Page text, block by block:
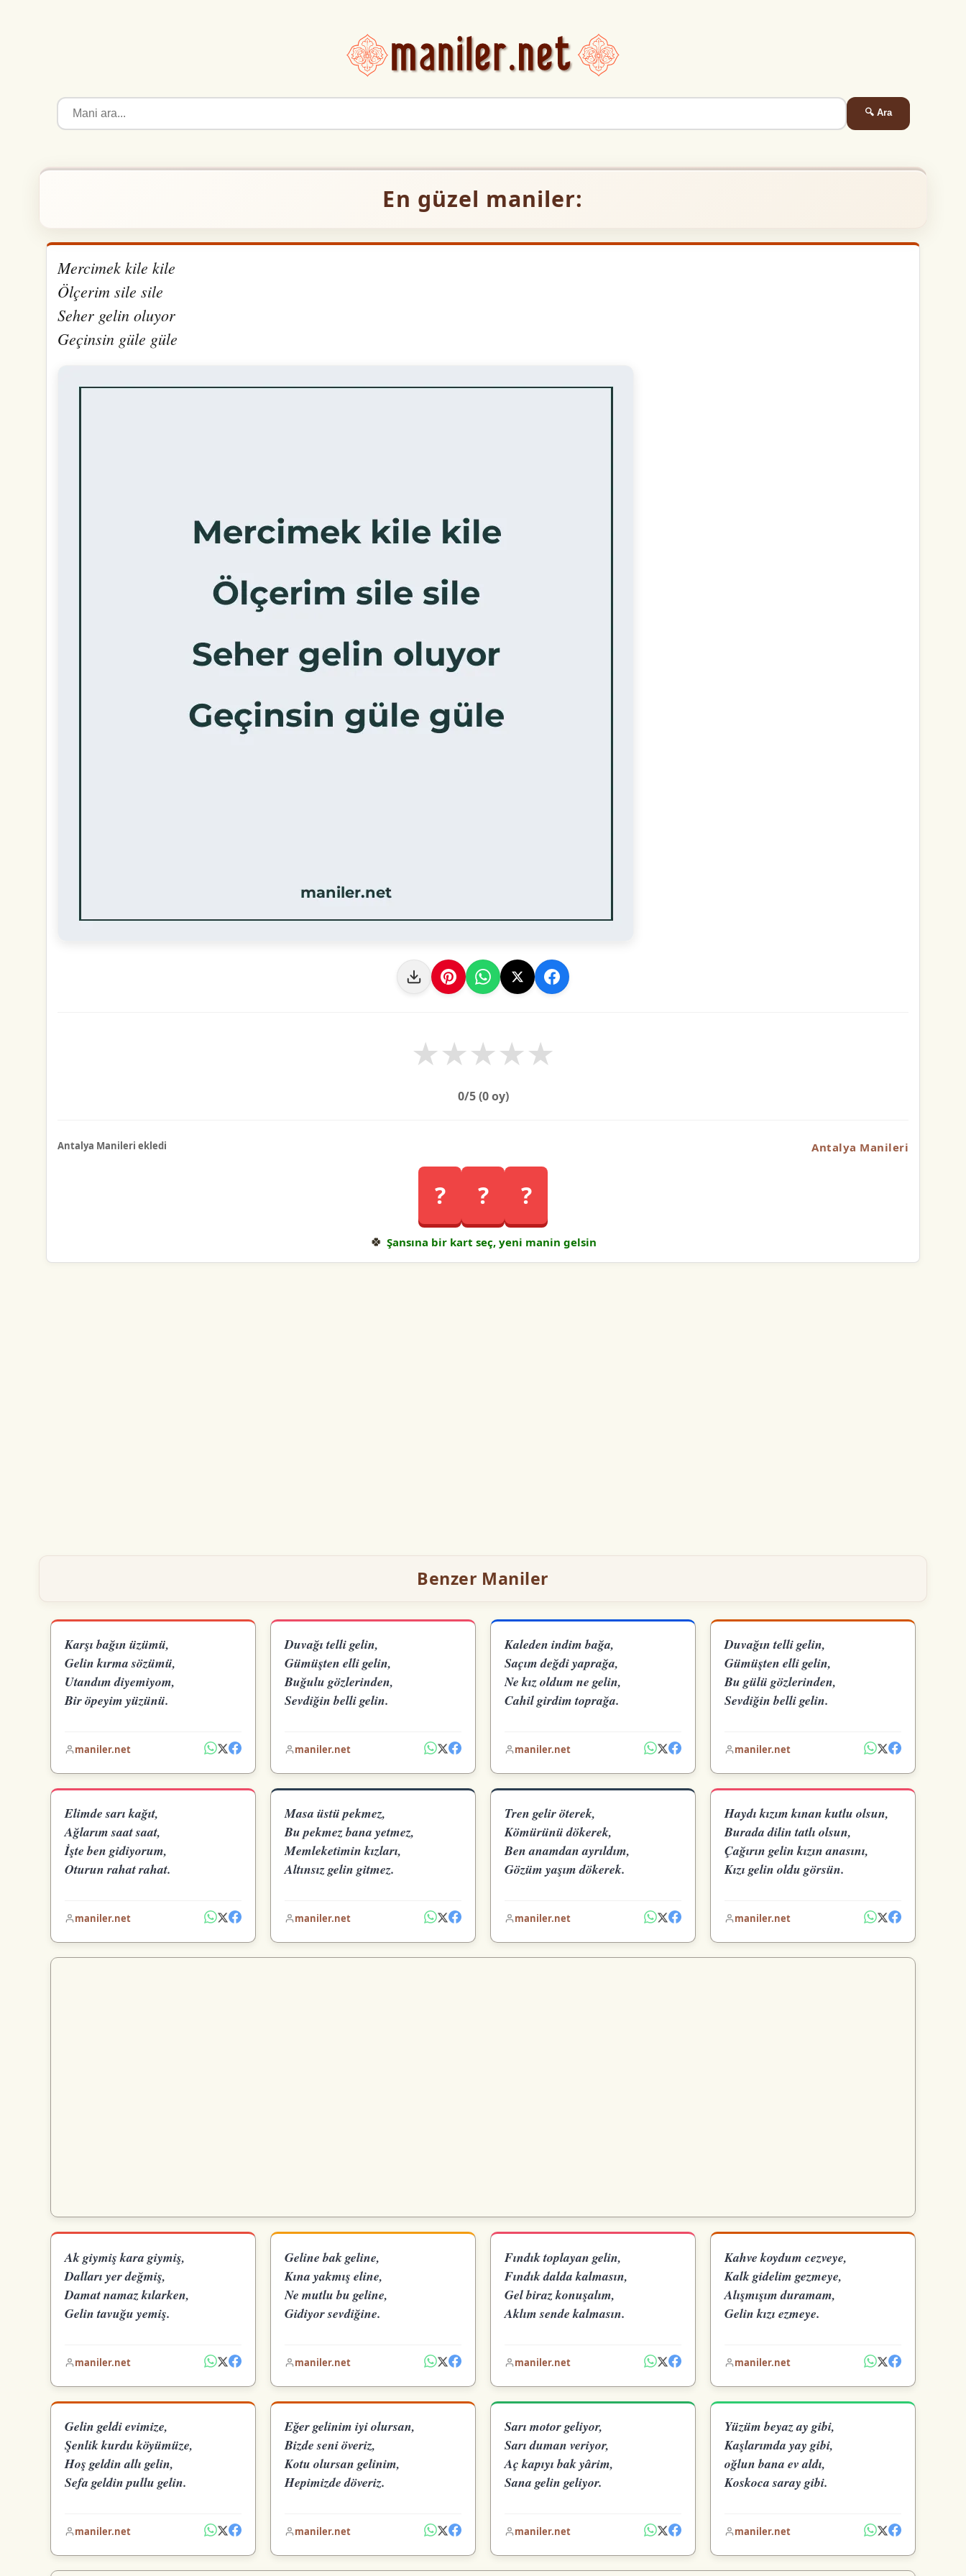
🔍 Ara
En güzel maniler:
Mercimek kile kile
Ölçerim sile sile
Seher gelin oluyor
Geçinsin güle güle
★
★
★
★
★
0/5 (0oy)
Antalya Manileri ekledi Antalya Manileri
? ? ?
🍀 Şansına bir kart seç, yeni manin gelsin
Benzer Maniler
Karşı bağın üzümü,
Gelin kırma sözümü,
Utandım diyemiyom,
Bir öpeyim yüzünü.
maniler.net
Duvağı telli gelin,
Gümüşten elli gelin,
Buğulu gözlerinden,
Sevdiğin belli gelin.
maniler.net
Kaleden indim bağa,
Saçım değdi yaprağa,
Ne kız oldum ne gelin,
Cahil girdim toprağa.
maniler.net
Duvağın telli gelin,
Gümüşten elli gelin,
Bu gülü gözlerinden,
Sevdiğin belli gelin.
maniler.net
Elimde sarı kağıt,
Ağlarım saat saat,
İşte ben gidiyorum,
Oturun rahat rahat.
maniler.net
Masa üstü pekmez,
Bu pekmez bana yetmez,
Memleketimin kızları,
Altınsız gelin gitmez.
maniler.net
Tren gelir öterek,
Kömürünü dökerek,
Ben anamdan ayrıldım,
Gözüm yaşım dökerek.
maniler.net
Haydı kızım kınan kutlu olsun,
Burada dilin tatlı olsun,
Çağırın gelin kızın anasını,
Kızı gelin oldu görsün.
maniler.net
Ak giymiş kara giymiş,
Dalları yer değmiş,
Damat namaz kılarken,
Gelin tavuğu yemiş.
maniler.net
Geline bak geline,
Kına yakmış eline,
Ne mutlu bu geline,
Gidiyor sevdiğine.
maniler.net
Fındık toplayan gelin,
Fındık dalda kalmasın,
Gel biraz konuşalım,
Aklım sende kalmasın.
maniler.net
Kahve koydum cezveye,
Kalk gidelim gezmeye,
Alışmışım duramam,
Gelin kızı ezmeye.
maniler.net
Gelin geldi evimize,
Şenlik kurdu köyümüze,
Hoş geldin allı gelin,
Sefa geldin pullu gelin.
maniler.net
Eğer gelinim iyi olursan,
Bizde seni överiz,
Kotu olursan gelinim,
Hepimizde döveriz.
maniler.net
Sarı motor geliyor,
Sarı duman veriyor,
Aç kapıyı bak yârim,
Sana gelin geliyor.
maniler.net
Yüzüm beyaz ay gibi,
Kaşlarımda yay gibi,
oğlun bana ev aldı,
Koskoca saray gibi.
maniler.net